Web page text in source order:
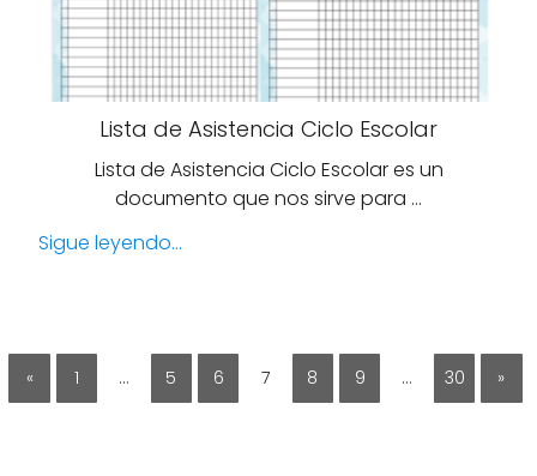
Lista de Asistencia Ciclo Escolar
Lista de Asistencia Ciclo Escolar es un
documento que nos sirve para …
Sigue leyendo...
« 1 … 5 6 7 8 9 … 30 »